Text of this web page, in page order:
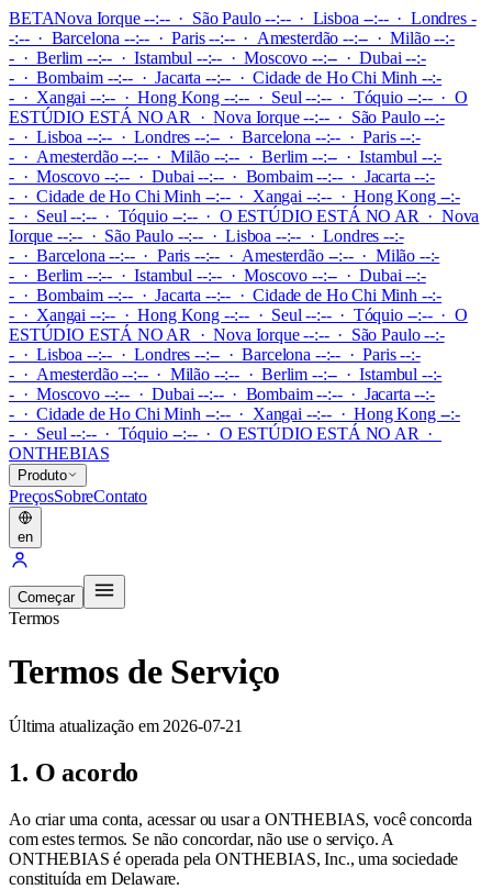
BETANova Iorque --:-- · São Paulo --:-- · Lisboa --:-- · Londres -
-:-- · Barcelona --:-- · Paris --:-- · Amesterdão --:-- · Milão --:-
- · Berlim --:-- · Istambul --:-- · Moscovo --:-- · Dubai --:-
- · Bombaim --:-- · Jacarta --:-- · Cidade de Ho Chi Minh --:-
- · Xangai --:-- · Hong Kong --:-- · Seul --:-- · Tóquio --:--·O
ESTÚDIO ESTÁ NO AR
·Nova Iorque --:-- · São Paulo --:-
- · Lisboa --:-- · Londres --:-- · Barcelona --:-- · Paris --:-
- · Amesterdão --:-- · Milão --:-- · Berlim --:-- · Istambul --:-
- · Moscovo --:-- · Dubai --:-- · Bombaim --:-- · Jacarta --:-
- · Cidade de Ho Chi Minh --:-- · Xangai --:-- · Hong Kong --:-
- · Seul --:-- · Tóquio --:--· O ESTÚDIO ESTÁ NO AR · Nova
Iorque --:-- · São Paulo --:-- · Lisboa --:-- · Londres --:-
- · Barcelona --:-- · Paris --:-- · Amesterdão --:-- · Milão --:-
- · Berlim --:-- · Istambul --:-- · Moscovo --:-- · Dubai --:-
- · Bombaim --:-- · Jacarta --:-- · Cidade de Ho Chi Minh --:-
- · Xangai --:-- · Hong Kong --:-- · Seul --:-- · Tóquio --:--·O
ESTÚDIO ESTÁ NO AR
·Nova Iorque --:-- · São Paulo --:-
- · Lisboa --:-- · Londres --:-- · Barcelona --:-- · Paris --:-
- · Amesterdão --:-- · Milão --:-- · Berlim --:-- · Istambul --:-
- · Moscovo --:-- · Dubai --:-- · Bombaim --:-- · Jacarta --:-
- · Cidade de Ho Chi Minh --:-- · Xangai --:-- · Hong Kong --:-
- · Seul --:-- · Tóquio --:--· O ESTÚDIO ESTÁ NO AR ·
ONTHEBIAS
Produto
PreçosSobreContato
en
Começar
Termos
Termos de Serviço
Última atualização em 2026-07-21
1. O acordo
Ao criar uma conta, acessar ou usar a ONTHEBIAS, você concorda
com estes termos. Se não concordar, não use o serviço. A
ONTHEBIAS é operada pela ONTHEBIAS, Inc., uma sociedade
constituída em Delaware.